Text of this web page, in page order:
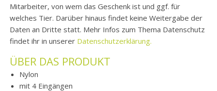
Mitarbeiter, von wem das Geschenk ist und ggf. für
welches Tier. Darüber hinaus findet keine Weitergabe der
Daten an Dritte statt. Mehr Infos zum Thema Datenschutz
findet ihr in unserer Datenschutzerklärung.
ÜBER DAS PRODUKT
Nylon
mit 4 Eingängen